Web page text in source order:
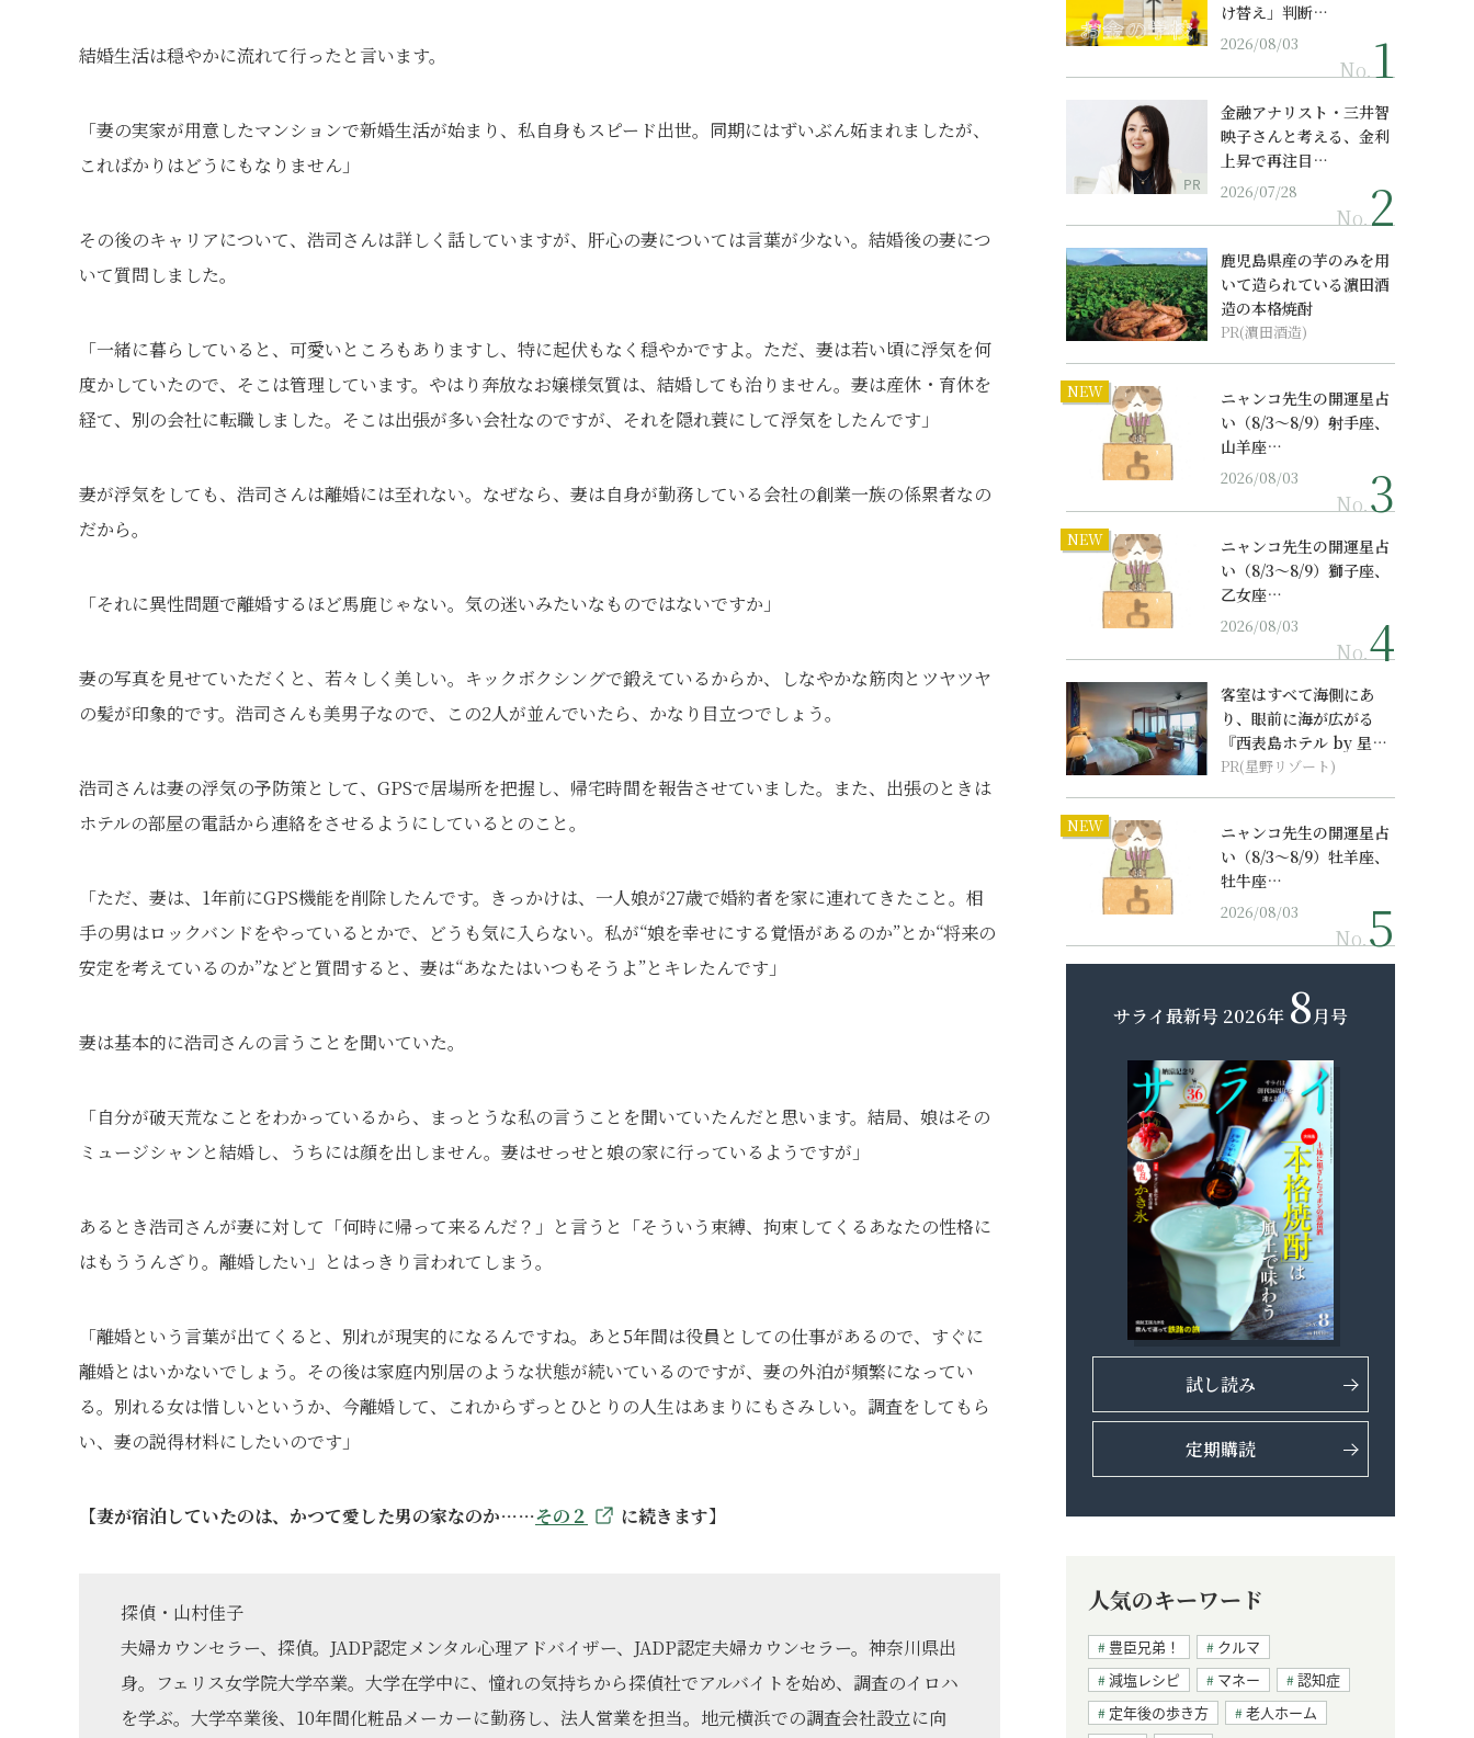
結婚生活は穏やかに流れて行ったと言います。
「妻の実家が用意したマンションで新婚生活が始まり、私自身もスピード出世。同期にはずいぶん妬まれましたが、
こればかりはどうにもなりません」
その後のキャリアについて、浩司さんは詳しく話していますが、肝心の妻については言葉が少ない。結婚後の妻につ
いて質問しました。
「一緒に暮らしていると、可愛いところもありますし、特に起伏もなく穏やかですよ。ただ、妻は若い頃に浮気を何
度かしていたので、そこは管理しています。やはり奔放なお嬢様気質は、結婚しても治りません。妻は産休・育休を
経て、別の会社に転職しました。そこは出張が多い会社なのですが、それを隠れ蓑にして浮気をしたんです」
妻が浮気をしても、浩司さんは離婚には至れない。なぜなら、妻は自身が勤務している会社の創業一族の係累者なの
だから。
「それに異性問題で離婚するほど馬鹿じゃない。気の迷いみたいなものではないですか」
妻の写真を見せていただくと、若々しく美しい。キックボクシングで鍛えているからか、しなやかな筋肉とツヤツヤ
の髪が印象的です。浩司さんも美男子なので、この2人が並んでいたら、かなり目立つでしょう。
浩司さんは妻の浮気の予防策として、GPSで居場所を把握し、帰宅時間を報告させていました。また、出張のときは
ホテルの部屋の電話から連絡をさせるようにしているとのこと。
「ただ、妻は、1年前にGPS機能を削除したんです。きっかけは、一人娘が27歳で婚約者を家に連れてきたこと。相
手の男はロックバンドをやっているとかで、どうも気に入らない。私が“娘を幸せにする覚悟があるのか”とか“将来の
安定を考えているのか”などと質問すると、妻は“あなたはいつもそうよ”とキレたんです」
妻は基本的に浩司さんの言うことを聞いていた。
「自分が破天荒なことをわかっているから、まっとうな私の言うことを聞いていたんだと思います。結局、娘はその
ミュージシャンと結婚し、うちには顔を出しません。妻はせっせと娘の家に行っているようですが」
あるとき浩司さんが妻に対して「何時に帰って来るんだ？」と言うと「そういう束縛、拘束してくるあなたの性格に
はもううんざり。離婚したい」とはっきり言われてしまう。
「離婚という言葉が出てくると、別れが現実的になるんですね。あと5年間は役員としての仕事があるので、すぐに
離婚とはいかないでしょう。その後は家庭内別居のような状態が続いているのですが、妻の外泊が頻繁になってい
る。別れる女は惜しいというか、今離婚して、これからずっとひとりの人生はあまりにもさみしい。調査をしてもら
い、妻の説得材料にしたいのです」
【妻が宿泊していたのは、かつて愛した男の家なのか……その２ に続きます】
探偵・山村佳子
夫婦カウンセラー、探偵。JADP認定メンタル心理アドバイザー、JADP認定夫婦カウンセラー。神奈川県出
身。フェリス女学院大学卒業。大学在学中に、憧れの気持ちから探偵社でアルバイトを始め、調査のイロハ
を学ぶ。大学卒業後、10年間化粧品メーカーに勤務し、法人営業を担当。地元横浜での調査会社設立に向
け替え」判断…
2026/08/03
No.
PR
金融アナリスト・三井智
映子さんと考える、金利
上昇で再注目…
2026/07/28
No.
鹿児島県産の芋のみを用
いて造られている濵田酒
造の本格焼酎
PR(濵田酒造)
NEW
ニャンコ先生の開運星占
い（8/3～8/9）射手座、
山羊座…
2026/08/03
No.
NEW
ニャンコ先生の開運星占
い（8/3～8/9）獅子座、
乙女座…
2026/08/03
No.
客室はすべて海側にあ
り、眼前に海が広がる
『西表島ホテル by 星野
リゾート』
PR(星野リゾート)
NEW
ニャンコ先生の開運星占
い（8/3～8/9）牡羊座、
牡牛座…
2026/08/03
No.
サライ最新号 2026年 8月号
試し読み
定期購読
人気のキーワード
豊臣兄弟！
クルマ
減塩レシピ
マネー
認知症
定年後の歩き方
老人ホーム